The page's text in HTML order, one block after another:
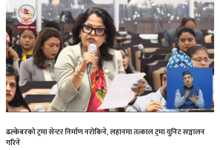
ढल्केबरको ट्रमा सेन्टर निर्माण नरोकिने, लहानमा तत्काल ट्रमा युनिट सञ्चालन
गरिने